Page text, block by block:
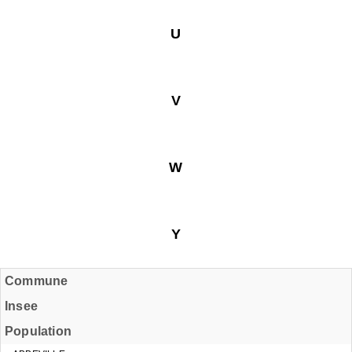
U
V
W
Y
Commune
Insee
Population